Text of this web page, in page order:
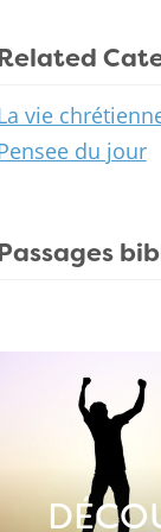
vie
du jour